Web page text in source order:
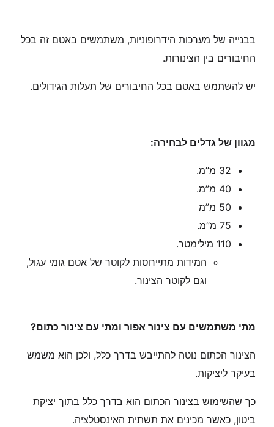
בבנייה של מערכות הידרופוניות, משתמשים באטם זה בכל
החיבורים בין הצינורות.
יש להשתמש באטם בכל החיבורים של תעלות הגידולים.
מגוון של גדלים לבחירה:
32 מ”מ.
40 מ”מ.
50 מ”מ
75 מ”מ.
110 מילימטר.
המידות מתייחסות לקוטר של אטם גומי עגול,
וגם לקוטר הצינור.
מתי משתמשים עם צינור אפור ומתי עם צינור כתום?
הצינור הכתום נוטה להתייבש בדרך כלל, ולכן הוא משמש
בעיקר ליציקות.
כך שהשימוש בצינור הכתום הוא בדרך כלל בתוך יציקת
ביטון, כאשר מכינים את תשתית האינסטלציה.